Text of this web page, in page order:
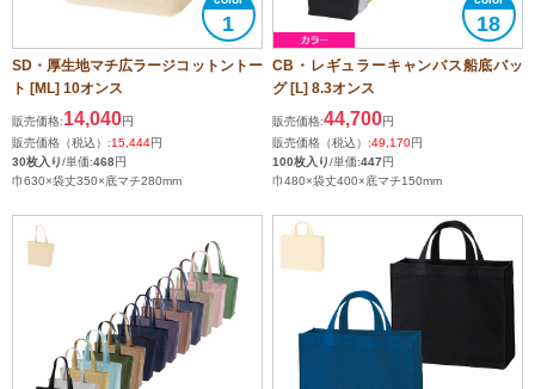
1
SD・厚生地マチ広ラージコットントー
ト [ML] 10オンス
販売価格:14,040円
販売価格（税込）:15,444円
30枚入り/単価:468円
巾630×袋丈350×底マチ280mm
18
CB・レギュラーキャンバス船底バッ
グ [L] 8.3オンス
販売価格:44,700円
販売価格（税込）:49,170円
100枚入り/単価:447円
巾480×袋丈400×底マチ150mm